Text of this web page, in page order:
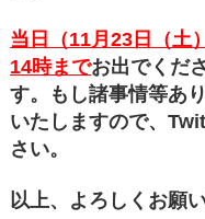
当日（11月23日（土
14時までお出でくだ
す。もし諸事情等あ
いたしますので、
さい。
以上、よろしくお願